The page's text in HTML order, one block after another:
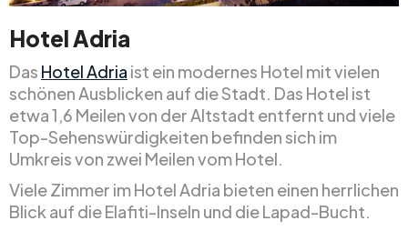
Hotel Adria
Das Hotel Adria ist ein modernes Hotel mit vielen
schönen Ausblicken auf die Stadt. Das Hotel ist
etwa 1,6 Meilen von der Altstadt entfernt und viele
Top-Sehenswürdigkeiten befinden sich im
Umkreis von zwei Meilen vom Hotel.
Viele Zimmer im Hotel Adria bieten einen herrlichen
Blick auf die Elafiti-Inseln und die Lapad-Bucht.